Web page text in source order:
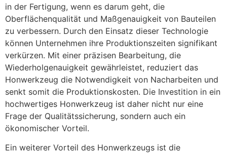
in der Fertigung, wenn es darum geht, die
Oberflächenqualität und Maßgenauigkeit von Bauteilen
zu verbessern. Durch den Einsatz dieser Technologie
können Unternehmen ihre Produktionszeiten signifikant
verkürzen. Mit einer präzisen Bearbeitung, die
Wiederholgenauigkeit gewährleistet, reduziert das
Honwerkzeug die Notwendigkeit von Nacharbeiten und
senkt somit die Produktionskosten. Die Investition in ein
hochwertiges Honwerkzeug ist daher nicht nur eine
Frage der Qualitätssicherung, sondern auch ein
ökonomischer Vorteil.
Ein weiterer Vorteil des Honwerkzeugs ist die